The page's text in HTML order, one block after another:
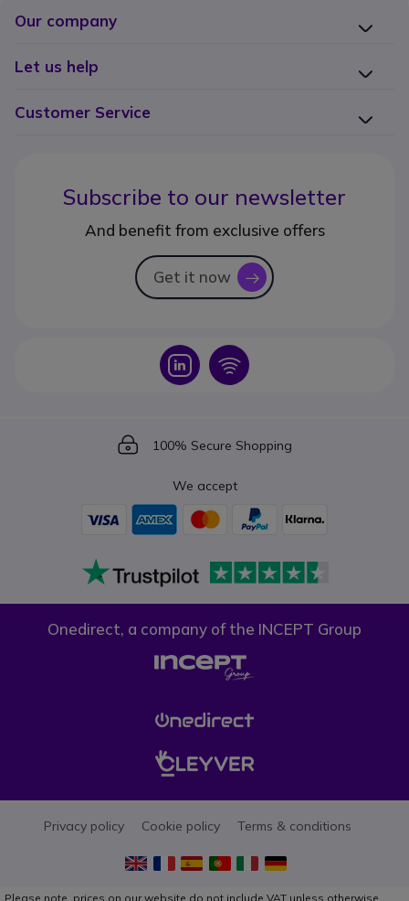
Our company
Let us help
Customer Service
Subscribe to our newsletter
And benefit from exclusive offers
Get it now icon
Icon Icon
Icon
100% Secure Shopping
We accept
Onedirect, a company of the INCEPT Group
Privacy policy Cookie policy Terms & conditions
Please note, prices on our website do not include VAT unless otherwise